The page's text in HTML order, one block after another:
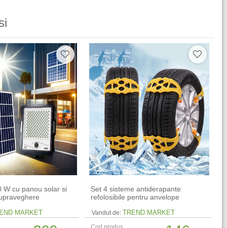
W cu panou solar si
MARKET
Set 4 sisteme antiderapante
refolosibile pentru anvelope
Vandut de: TREND MARKET